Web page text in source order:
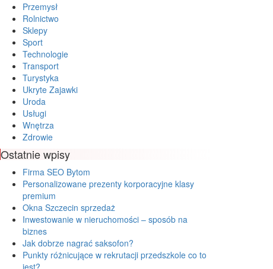
Przemysł
Rolnictwo
Sklepy
Sport
Technologie
Transport
Turystyka
Ukryte Zajawki
Uroda
Usługi
Wnętrza
Zdrowie
Ostatnie wpisy
Firma SEO Bytom
Personalizowane prezenty korporacyjne klasy
premium
Okna Szczecin sprzedaż
Inwestowanie w nieruchomości – sposób na
biznes
Jak dobrze nagrać saksofon?
Punkty różnicujące w rekrutacji przedszkole co to
jest?